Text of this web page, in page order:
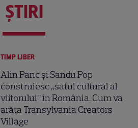
ŞTIRI
TIMP LIBER
Alin Panc și Sandu Pop
construiesc „satul cultural al
viitorului” în România. Cum va
arăta Transylvania Creators
Village